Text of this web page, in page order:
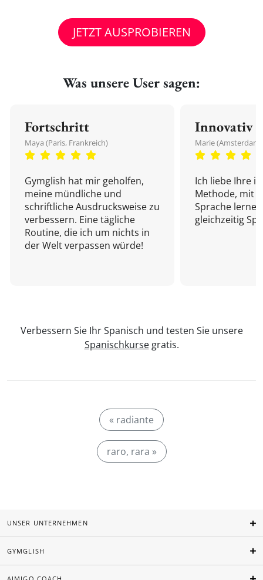
JETZT AUSPROBIEREN
Was unsere User sagen:
Fortschritt
Maya (Paris, Frankreich)
Gymglish hat mir geholfen,
meine mündliche und
schriftliche Ausdrucksweise zu
verbessern. Eine tägliche
Routine, die ich um nichts in
der Welt verpassen würde!
Innovativ
Marie
Ich liebe Ihre
Methode, mit
Sprache
gleichzeitig
Verbessern Sie Ihr Spanisch und testen Sie unsere
Spanischkursegratis.
« radiante
raro, rara »
UNSER UNTERNEHMEN
GYMGLISH